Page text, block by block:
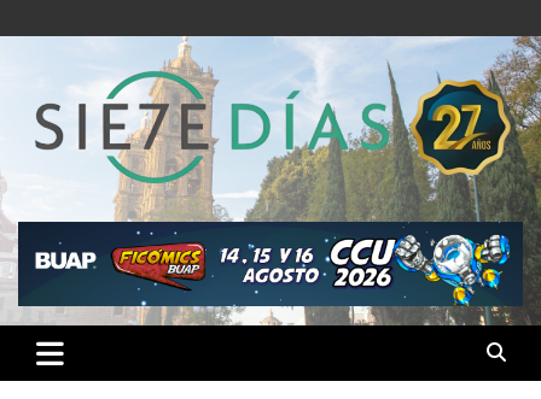
al
Semanario 7 Días